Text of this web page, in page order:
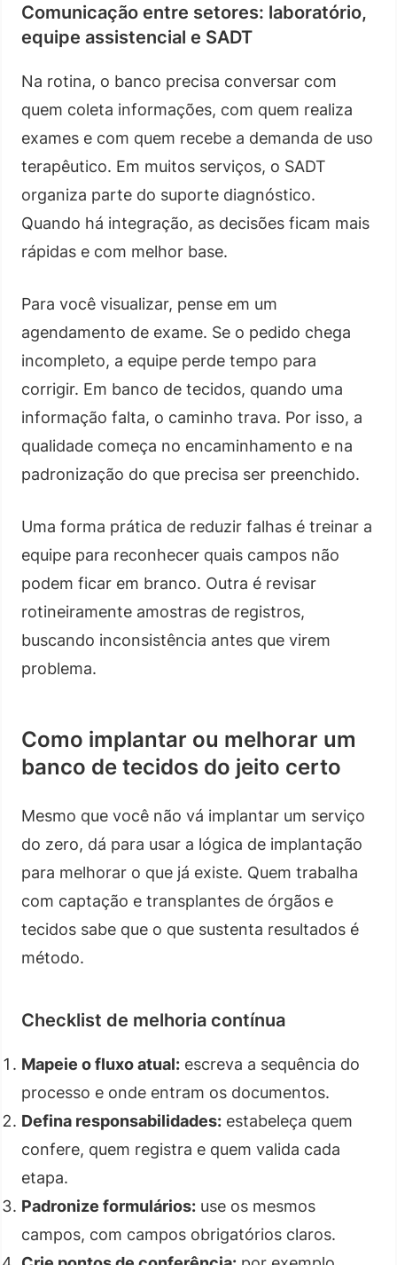
Comunicação entre setores: laboratório,
equipe assistencial e SADT
Na rotina, o banco precisa conversar com
quem coleta informações, com quem realiza
exames e com quem recebe a demanda de uso
terapêutico. Em muitos serviços, o SADT
organiza parte do suporte diagnóstico.
Quando há integração, as decisões ficam mais
rápidas e com melhor base.
Para você visualizar, pense em um
agendamento de exame. Se o pedido chega
incompleto, a equipe perde tempo para
corrigir. Em banco de tecidos, quando uma
informação falta, o caminho trava. Por isso, a
qualidade começa no encaminhamento e na
padronização do que precisa ser preenchido.
Uma forma prática de reduzir falhas é treinar a
equipe para reconhecer quais campos não
podem ficar em branco. Outra é revisar
rotineiramente amostras de registros,
buscando inconsistência antes que virem
problema.
Como implantar ou melhorar um
banco de tecidos do jeito certo
Mesmo que você não vá implantar um serviço
do zero, dá para usar a lógica de implantação
para melhorar o que já existe. Quem trabalha
com captação e transplantes de órgãos e
tecidos sabe que o que sustenta resultados é
método.
Checklist de melhoria contínua
Mapeie o fluxo atual: escreva a sequência do
processo e onde entram os documentos.
Defina responsabilidades: estabeleça quem
confere, quem registra e quem valida cada
etapa.
Padronize formulários: use os mesmos
campos, com campos obrigatórios claros.